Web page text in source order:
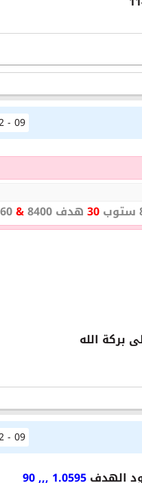
09 - 02 - 2017,
30هدف 8400 &
8360
بركة الله
09 - 02 - 2017,
الهدف1.0595 ,,, 90